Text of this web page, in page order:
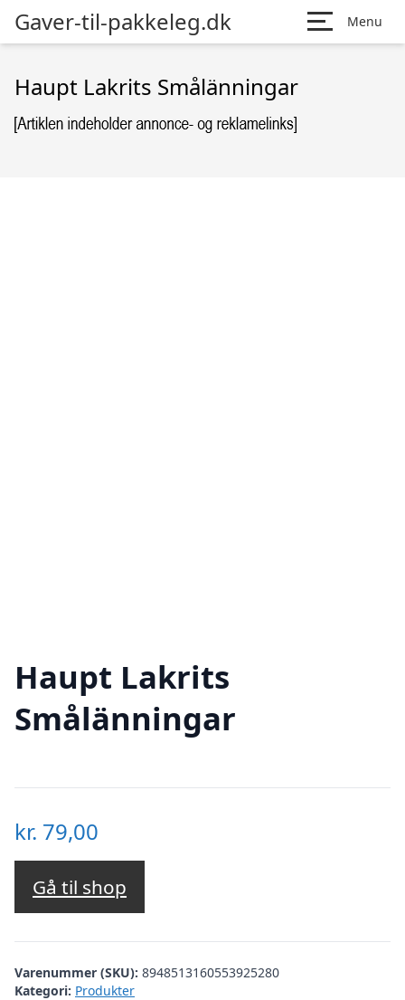
Gaver-til-pakkeleg.dk Menu
Haupt Lakrits Smålänningar
Haupt Lakrits
Smålänningar
kr. 79,00
Gå til shop
Varenummer (SKU): 8948513160553925280
Kategori: Produkter